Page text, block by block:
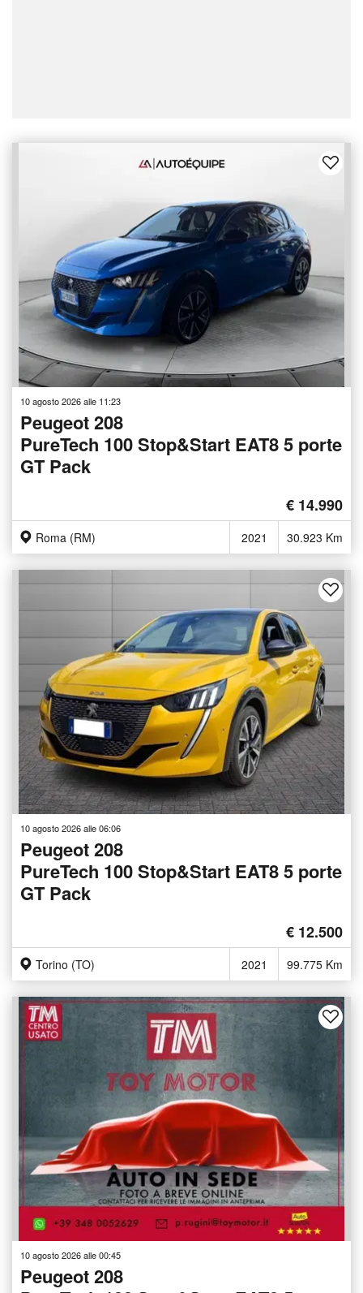
10 agosto 2026 alle 11:23
Peugeot 208
PureTech 100 Stop&Start EAT8 5 porte
GT Pack
€ 14.990
Roma (RM) 2021 30.923 Km
10 agosto 2026 alle 06:06
Peugeot 208
PureTech 100 Stop&Start EAT8 5 porte
GT Pack
€ 12.500
Torino (TO) 2021 99.775 Km
10 agosto 2026 alle 00:45
Peugeot 208